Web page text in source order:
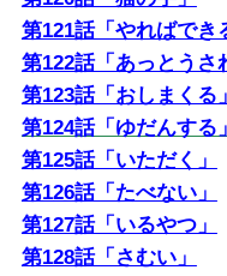
第121話「やればでき
第122話「あっとうさ
第123話「おしまくる」
第124話「ゆだんする」
第125話「いただく」
第126話「たべない」
第127話「いるやつ」
第128話「さむい」